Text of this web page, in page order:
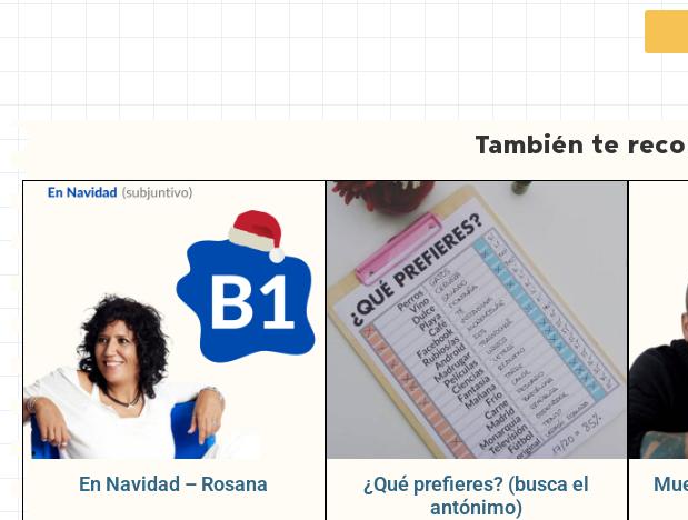
t
r
También te
En Navidad – Rosana
¿Qué prefieres? (busca el
antónimo)